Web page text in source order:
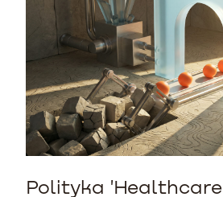
Polityka 'Healthcare